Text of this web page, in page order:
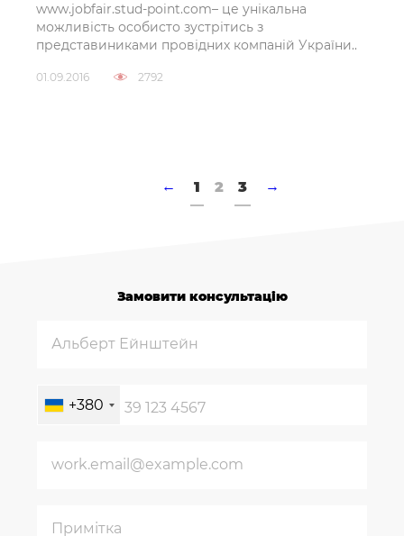
www.jobfair.stud-point.com– це унікальна
можливість особисто зустрітись з
представиниками провідних компаній України..
01.09.2016 2792
← 1 2 3 →
Замовити консультацію
+380